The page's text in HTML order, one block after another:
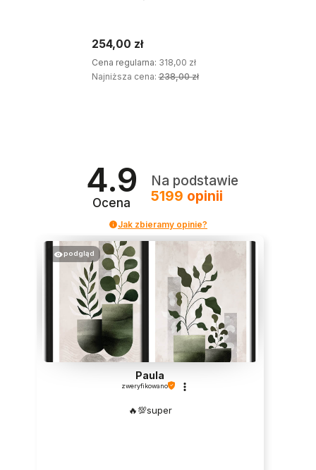
254,00 zł
Cena regularna: 318,00 zł
Najniższa cena:238,00 zł
4.9
Ocena
Na podstawie
5199 opinii
Jak zbieramy opinie?
podgląd
Paula
zweryfikowano
🔥💯super